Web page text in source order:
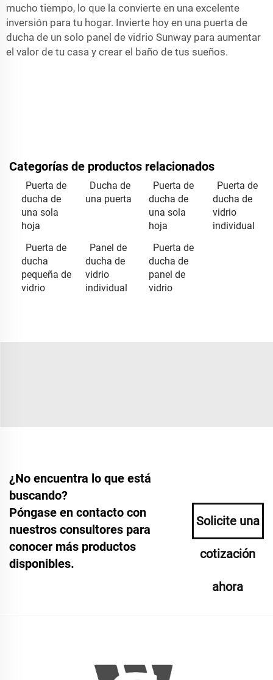
mucho tiempo, lo que la convierte en una excelente
inversión para tu hogar. Invierte hoy en una puerta de
ducha de un solo panel de vidrio Sunway para aumentar
el valor de tu casa y crear el baño de tus sueños.
Categorías de productos relacionados
Puerta de
ducha de
una sola
hoja
Ducha de
una puerta
Puerta de
ducha de
una sola
hoja
Puerta de
ducha de
vidrio
individual
Puerta de
ducha
pequeña de
vidrio
Panel de
ducha de
vidrio
individual
Puerta de
ducha de
panel de
vidrio
¿No encuentra lo que está
buscando?
Póngase en contacto con
nuestros consultores para
conocer más productos
disponibles.
Solicite una
cotización
ahora